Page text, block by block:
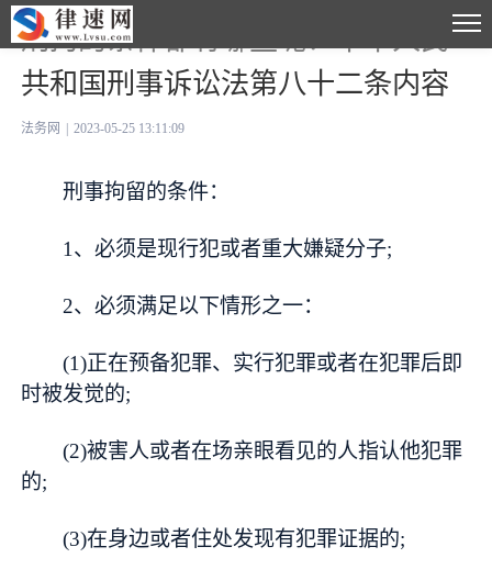
刑拘的条件都有哪些呢？中华人民
共和国刑事诉讼法第八十二条内容
法务网 2023-05-25 13:11:09
刑事拘留的条件：
1、必须是现行犯或者重大嫌疑分子;
2、必须满足以下情形之一：
(1)正在预备犯罪、实行犯罪或者在犯罪后即
时被发觉的;
(2)被害人或者在场亲眼看见的人指认他犯罪
的;
(3)在身边或者住处发现有犯罪证据的;